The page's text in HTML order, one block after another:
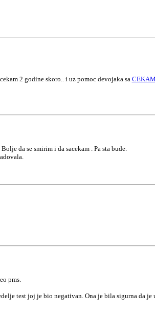
2 godine skoro.. i uz pomoc devojaka sa
da se smirim i da sacekam . Pa sta bude.
pms.
test joj je bio negativan. Ona je bila sigurna da